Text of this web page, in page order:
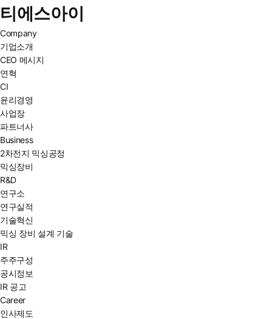
티에스아이
Company
기업소개
CEO 메시지
연혁
CI
윤리경영
사업장
파트너사
Business
2차전지 믹싱공정
믹싱장비
R&D
연구소
연구실적
기술혁신
믹싱 장비 설계 기술
IR
주주구성
공시정보
IR 공고
Career
인사제도